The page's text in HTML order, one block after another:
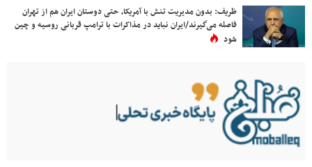
ظریف: بدون مدیریت تنش با آمریکا، حتی دوستان ایران هم از تهران
فاصله می‌گیرند/ایران نباید در مذاکرات با ترامپ قربانی روسیه و چین
شود